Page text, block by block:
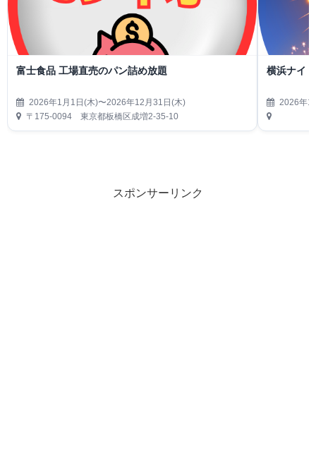
富士食品 工場直売のパン詰め放題
2026年1月1日(木)〜2026年12月31日(木)
〒175-0094 東京都板橋区成増2-35-10
横浜ナイ
2026年1
スポンサーリンク